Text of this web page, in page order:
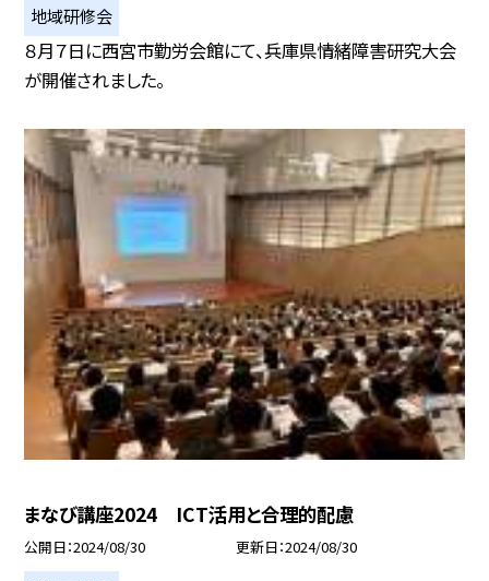
地域研修会
８月７日に西宮市勤労会館にて、兵庫県情緒障害研究大会
が開催されました。
まなび講座2024 ICT活用と合理的配慮
公開日 2024/08/30 更新日 2024/08/30